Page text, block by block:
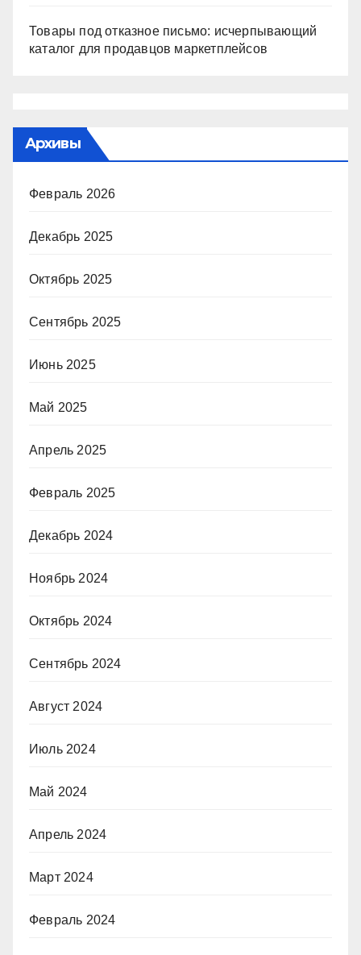
Товары под отказное письмо: исчерпывающий
каталог для продавцов маркетплейсов
Архивы
Февраль 2026
Декабрь 2025
Октябрь 2025
Сентябрь 2025
Июнь 2025
Май 2025
Апрель 2025
Февраль 2025
Декабрь 2024
Ноябрь 2024
Октябрь 2024
Сентябрь 2024
Август 2024
Июль 2024
Май 2024
Апрель 2024
Март 2024
Февраль 2024